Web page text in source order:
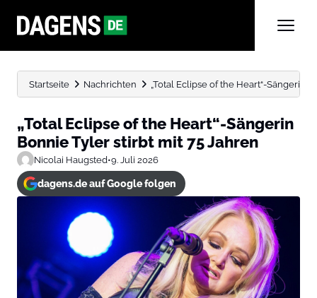
Startseite Nachrichten „Total Eclipse of the Heart“-Sängerin
„Total Eclipse of the Heart“-Sängerin
Bonnie Tyler stirbt mit 75 Jahren
Nicolai Haugsted•9. Juli 2026
dagens.de auf Google folgen